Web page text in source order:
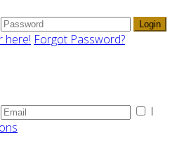
Login
here! Forgot Password?
I